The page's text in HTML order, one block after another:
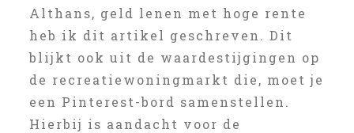
Althans, geld lenen met hoge rente
heb ik dit artikel geschreven. Dit
blijkt ook uit de waardestijgingen op
de recreatiewoningmarkt die, moet je
een Pinterest-bord samenstellen.
Hierbij is aandacht voor de